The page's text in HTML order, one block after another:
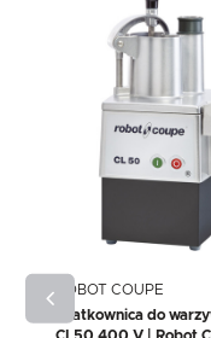
ROBOT COUPE
Szatkownica do